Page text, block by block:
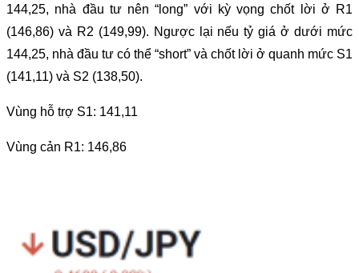
144,25, nhà đầu tư nên “long” với kỳ vọng chốt lời ở R1
(146,86) và R2 (149,99). Ngược lại nếu tỷ giá ở dưới mức
144,25, nhà đầu tư có thể “short” và chốt lời ở quanh mức S1
(141,11) và S2 (138,50).
Vùng hỗ trợ S1: 141,11
Vùng cản R1: 146,86